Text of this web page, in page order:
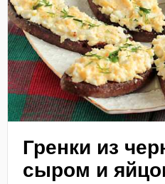
Гренки из
сыром и